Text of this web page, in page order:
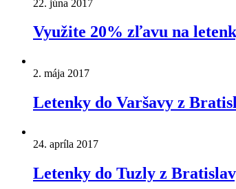
22. júna 2017
Využite 20% zľavu na
2. mája 2017
Letenky do Varšavy z
24. apríla 2017
Letenky do Tuzly z